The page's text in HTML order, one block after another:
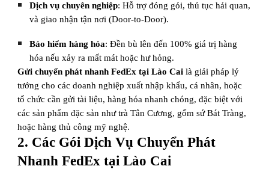
Dịch vụ chuyên nghiệp: Hỗ trợ đóng gói, thủ tục hải quan,
và giao nhận tận nơi (Door-to-Door).
Bảo hiểm hàng hóa: Đền bù lên đến 100% giá trị hàng
hóa nếu xảy ra mất mát hoặc hư hỏng.
Gửi chuyển phát nhanh FedEx tại Lào Cai là giải pháp lý
tưởng cho các doanh nghiệp xuất nhập khẩu, cá nhân, hoặc
tổ chức cần gửi tài liệu, hàng hóa nhanh chóng, đặc biệt với
các sản phẩm đặc sản như trà Tân Cương, gốm sứ Bát Tràng,
hoặc hàng thủ công mỹ nghệ.
2. Các Gói Dịch Vụ Chuyển Phát
Nhanh FedEx tại Lào Cai